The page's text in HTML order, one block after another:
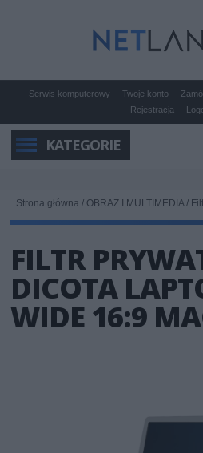
Serwis komputerowy Twoje konto
Rejestracja
KATEGORIE
Strona główna / OBRAZ I MULTIMEDIA/
FILTR
DICOTA
WIDE 16:9